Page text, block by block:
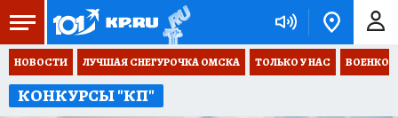
НОВОСТИ ЛУЧШАЯ СНЕГУРОЧКА ОМСКА ТОЛЬКО У НАС
КОНКУРСЫ "КП"